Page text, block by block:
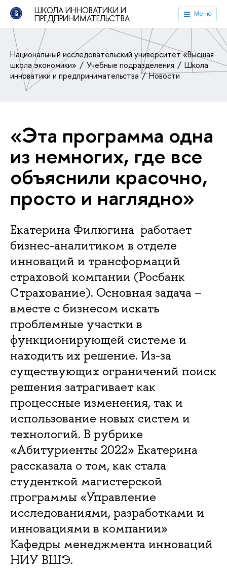
ШКОЛА ИННОВАТИКИ И
ПРЕДПРИНИМАТЕЛЬСТВА Меню
Национальный исследовательский университет «Высшая
школа экономики»
Учебные подразделения
Школа
инноватики и предпринимательства
Новости
«Эта программа одна
из немногих, где все
объяснили красочно,
просто и наглядно»
Екатерина Филюгина работает
бизнес-аналитиком в отделе
инноваций и трансформаций
страховой компании (Росбанк
Страхование). Основная задача –
вместе с бизнесом искать
проблемные участки в
функционирующей системе и
находить их решение. Из-за
существующих ограничений поиск
решения затрагивает как
процессные изменения, так и
использование новых систем и
технологий. В рубрике
«Абитуриенты 2022» Екатерина
рассказала о том, как стала
студенткой магистерской
программы «Управление
исследованиями, разработками и
инновациями в компании»
Кафедры менеджмента инноваций
НИУ ВШЭ.